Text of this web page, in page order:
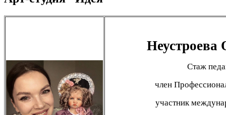
Неустроева
Стаж
член
участник